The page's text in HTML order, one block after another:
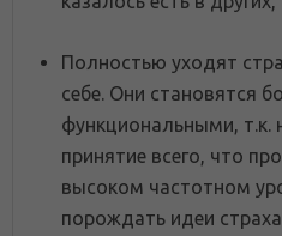
Полностью уходят
себе. Они становятся
функциональными, т.к.
принятие всего, что
высоком частотном
порождать идеи